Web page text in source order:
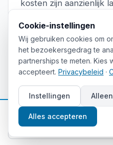
kosten zijn aanzienlijk
net iets meer
Republic een sterke
Scalable Capital
Scalable Capital biedt
kunt zelf beleggen of
beheerde portefeuille
Cookie-instellingen
Wij gebruiken cookies om
het bezoekersgedrag te
partnerships te meten. Kies
accepteert. Privacybeleid ·
Instellingen
Alles accepteren
📈 Gratis